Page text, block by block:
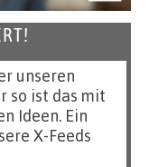
unseren
so ist das mit
Ideen. Ein
X-Feeds